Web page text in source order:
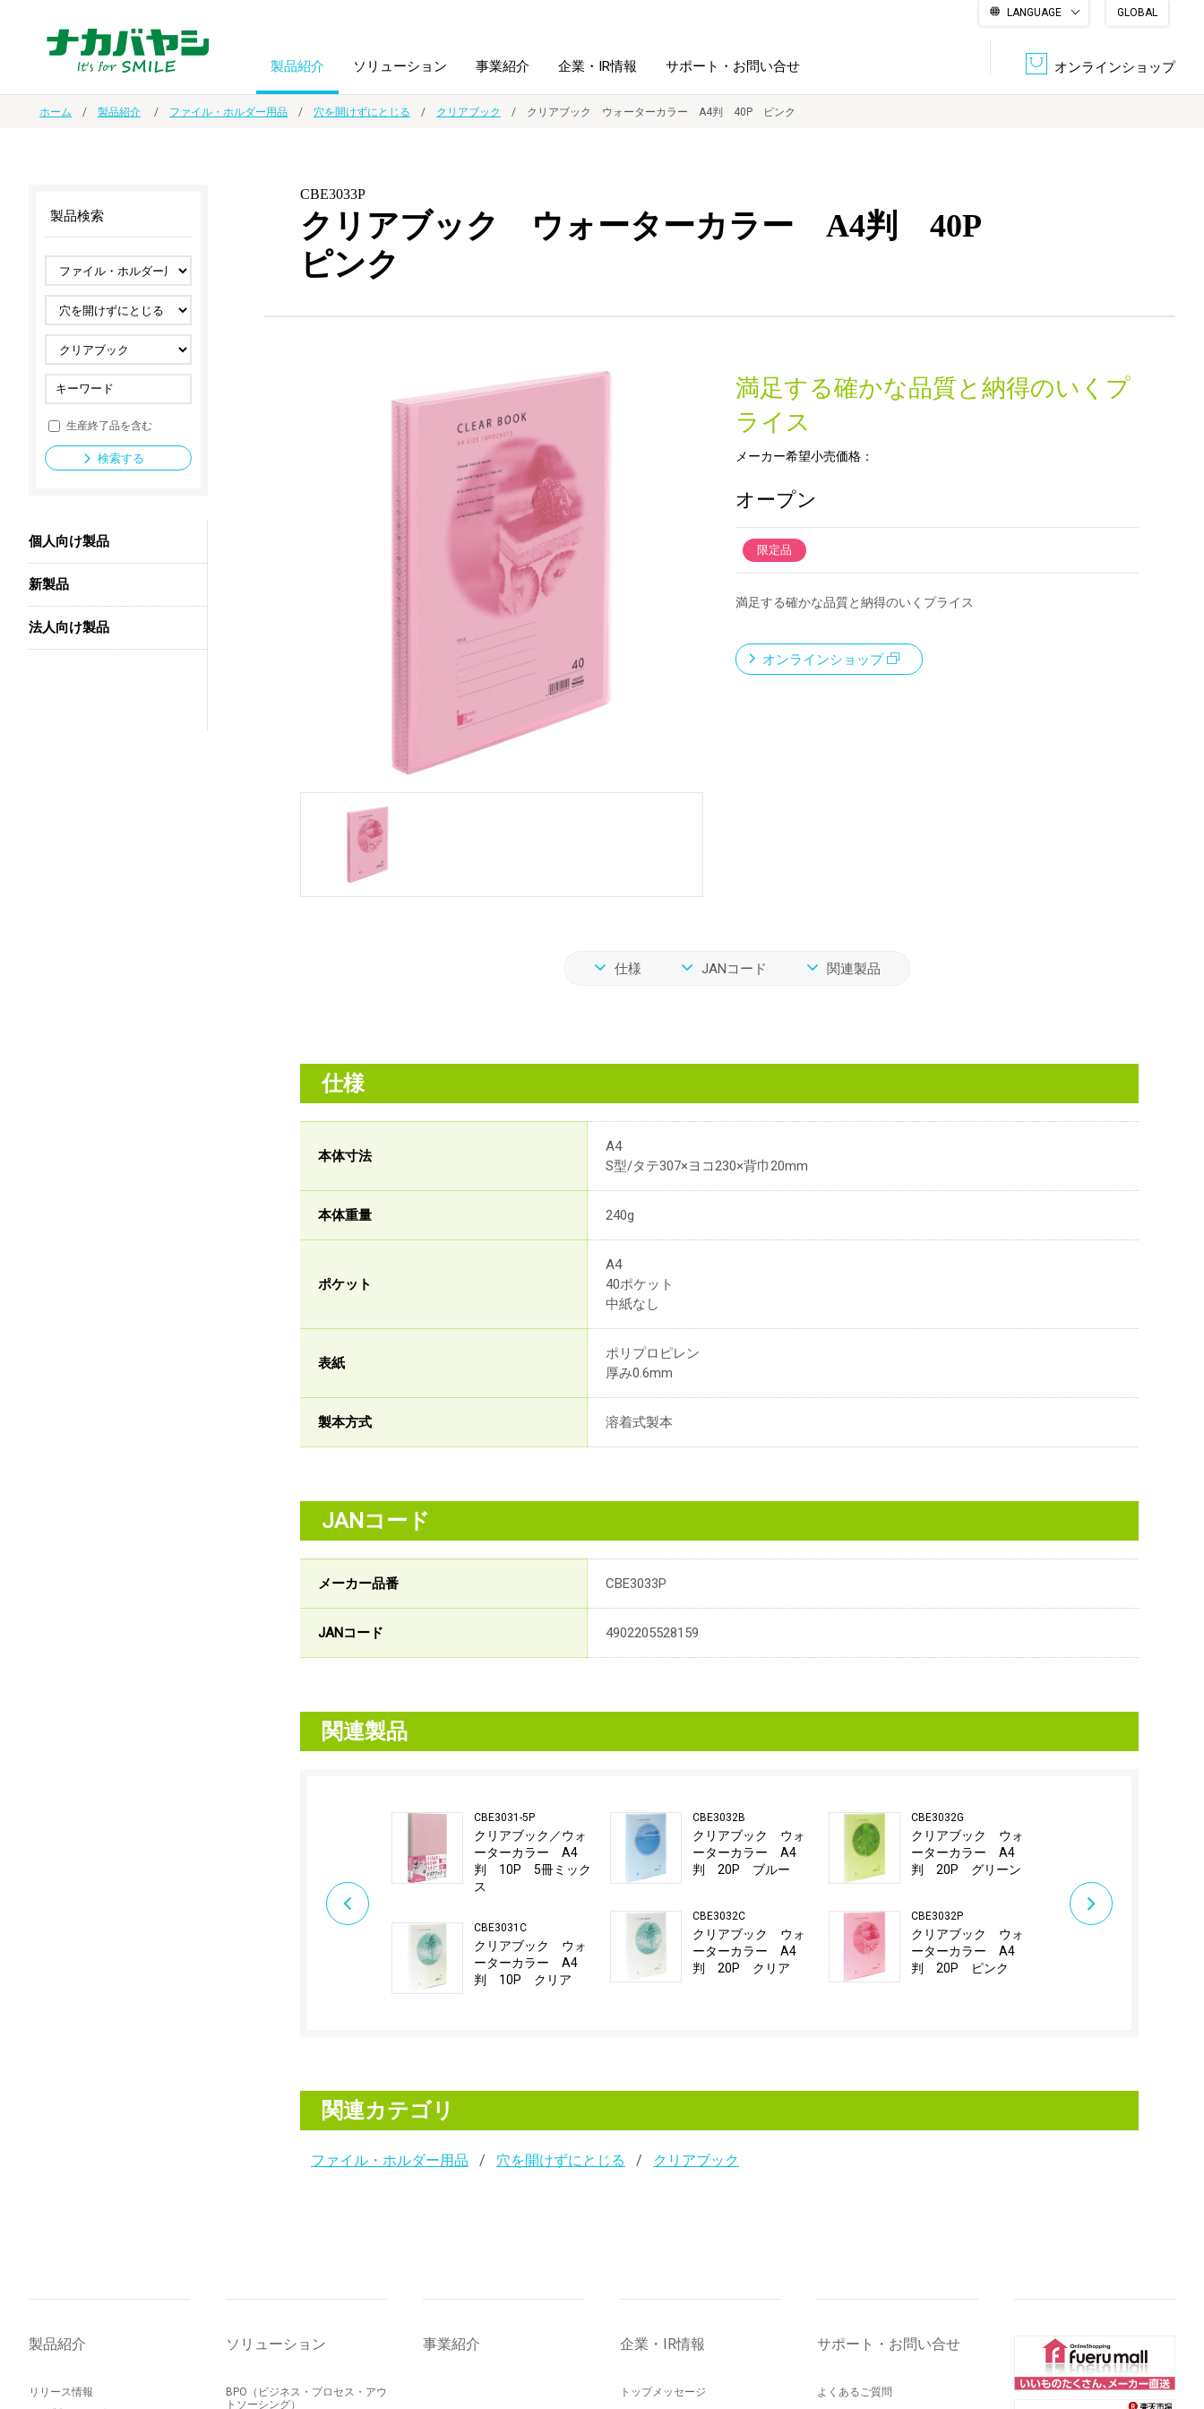
LANGUAGE
GLOBAL
オンラインショップ
製品紹介
ノート・紙製品
ファイル・
ホルダー用品
筆記具
スマートフォン・
タブレット関連
防災・
セキュリティ用品
法人向け製品 新製品一覧
ソリューション
オーダー手帳・ノベルティ制作 学校ソリューション DPS（データ・プリント・サービス）
ドキュメントスキャニングサービス
導入事例
事業紹介 企業・IR情報
IR情報 沿革 認証一覧
サステナビリティ
サポート・お問い合せ
ホーム 製品紹介 ファイル・ホルダー用品 穴を開けずにとじる クリアブック クリアブック ウォーターカラー A4判 40P ピンク
CBE3033P
クリアブック ウォーターカラー A4判 40P
ピンク
満足する確かな品質と納得のいくプ
ライス
メーカー希望小売価格：
オープン
限定品
満足する確かな品質と納得のいくプライス
オンラインショップ
仕様 JANコード 関連製品
仕様
本体寸法
A4
S型/タテ307×ヨコ230×背巾20mm
本体重量 240g
ポケット
A4
40ポケット
中紙なし
表紙
ポリプロピレン
厚み0.6mm
製本方式 溶着式製本
JANコード
メーカー品番 CBE3033P
JANコード 4902205528159
関連製品
CBE3031-5P
クリアブック／ウォ
ーターカラー A4
判 10P 5冊ミック
ス
CBE3031C
クリアブック ウォ
ーターカラー A4
判 10P クリア
CBE3032B
クリアブック ウォ
ーターカラー A4
判 20P ブルー
CBE3032C
クリアブック ウォ
ーターカラー A4
判 20P クリア
CBE3032G
クリアブック ウォ
ーターカラー A4
判 20P グリーン
CBE3032P
クリアブック ウォ
ーターカラー A4
判 20P ピンク
関連カテゴリ
ファイル・ホルダー用品 穴を開けずにとじる クリアブック
製品検索
生産終了品を含む
検索する
個人向け製品
新製品
法人向け製品
製品紹介
リリース情報
ソリューション
BPO（ビジネス・プロセス・アウ
トソーシング）
事業紹介 企業・IR情報
トップメッセージ
サポート・お問い合せ
よくあるご質問